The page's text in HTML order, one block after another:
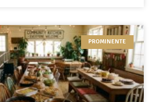
PROMINENTE